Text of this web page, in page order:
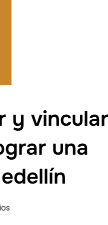
y
una